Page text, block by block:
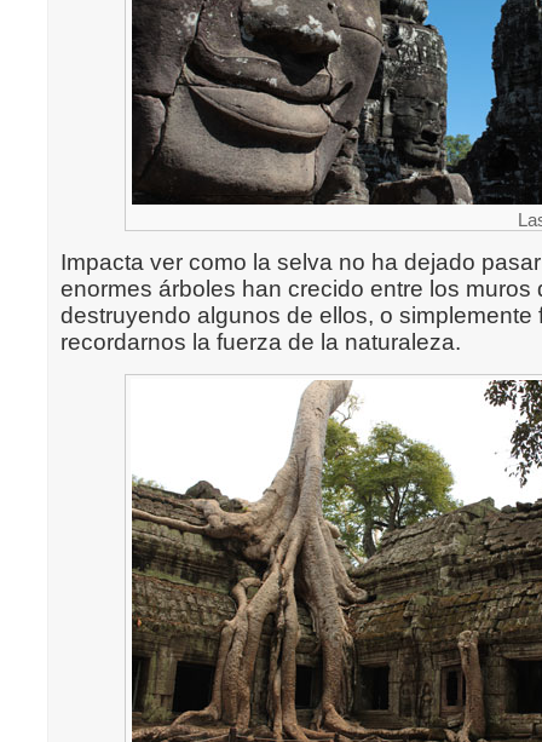
Impacta ver como la selva no ha dejado
enormes árboles han crecido entre los muros
destruyendo algunos de ellos, o simplemente
recordarnos la fuerza de la naturaleza.